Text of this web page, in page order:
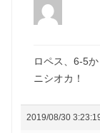
ロペス、6-5
ニシオカ！
2019/08/30